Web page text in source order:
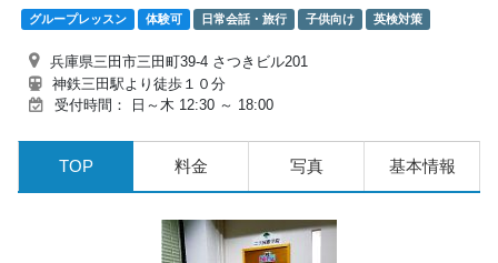
グループレッスン 体験可 日常会話・旅行 子供向け 英検対策
兵庫県三田市三田町39-4 さつきビル201
神鉄三田駅より徒歩１０分
受付時間： 日～木 12:30 ～ 18:00
TOP 料金 写真 基本情報